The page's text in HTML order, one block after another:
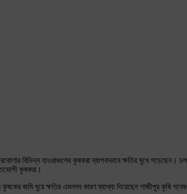
বিভিন্ন হাওরাঞ্চলের কৃষকরা ব্যাপকভাবে ক্ষতির মুখে পড়েছেন।
কৃষকরা।
জমি ঘুরে ক্ষতির এমনসব কারণ ব্যাখ্যা দিয়েছেন গাজীপুর কৃষি গবেষণা